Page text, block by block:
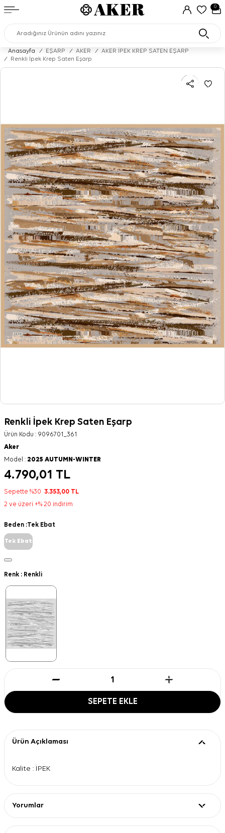
0
Anasayfa / EŞARP / AKER /
AKER İPEK KREP SATEN EŞARP
/
Renkli İpek Krep Saten Eşarp
Renkli İpek Krep Saten Eşarp
Ürün Kodu : 9096701_361
Aker
Model : 2025 AUTUMN-WINTER
4.790,01 TL
Sepette %30 3.353,00 TL
2 ve üzeri +% 20 indirim
Beden :Tek Ebat
Tek Ebat
Renk : Renkli
SEPETE EKLE
Ürün Açıklaması
Kalite : İPEK
Yorumlar